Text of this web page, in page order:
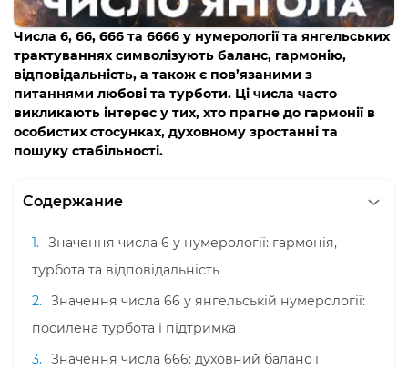
Числа 6, 66, 666 та 6666 у нумерології та янгельських
трактуваннях символізують баланс, гармонію,
відповідальність, а також є пов’язаними з
питаннями любові та турботи. Ці числа часто
викликають інтерес у тих, хто прагне до гармонії в
особистих стосунках, духовному зростанні та
пошуку стабільності.
Содержание
Значення числа 6 у нумерології: гармонія,
турбота та відповідальність
Значення числа 66 у янгельській нумерології:
посилена турбота і підтримка
Значення числа 666: духовний баланс і